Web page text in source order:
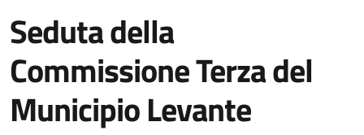
Seduta della
Commissione Terza del
Municipio Levante